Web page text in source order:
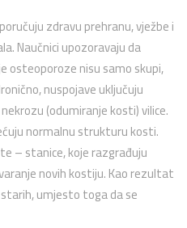
zdravu prehranu, vježbe i
Naučnici upozoravaju da
osteoporoze nisu samo skupi,
nuspojave uključuju
(odumiranje kosti) vilice.
normalnu strukturu kosti.
– stanice, koje razgrađuju
novih kostiju. Kao rezultat
umjesto toga da se